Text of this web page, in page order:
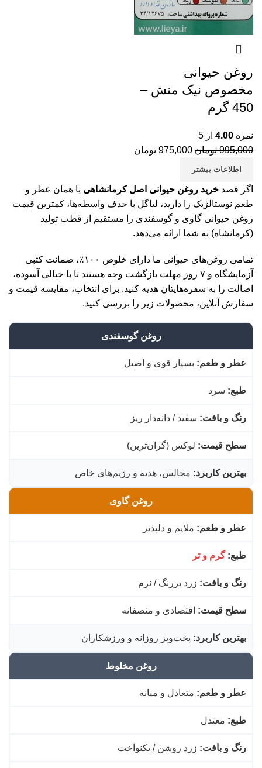
روغن حیوانی
مخصوص نیک منش –
450 گرم
نمره 4.00 از 5
995,000 تومان 975,000 تومان
اطلاعات بیشتر
اگر قصد خرید روغن حیوانی اصل کرمانشاهی با همان عطر و
طعم نوستالژیک را دارید، لیاگل با حذف واسطه‌ها، کمترین قیمت
روغن حیوانی گاوی و گوسفندی را مستقیم از قطب تولید
(کرمانشاه) به شما ارائه می‌دهد.
تمامی روغن‌های حیوانی ما دارای خلوص ۱۰۰٪، ضمانت کتبی
آزمایشگاه و ۷ روز مهلت بازگشت وجه هستند تا با خیالی آسوده،
اصالت را به سفره‌هایتان هدیه کنید. برای انتخاب، مقایسه قیمت و
سفارش آنلاین، محصولات زیر را بررسی کنید.
روغن گوسفندی
عطر و طعم: بسیار قوی و اصیل
طبع: سرد
رنگ و بافت: سفید / دانه‌دار ریز
سطح قیمت: لوکس (گران‌ترین)
بهترین کاربرد: مجالس، هدیه و رژیم‌های خاص
روغن گاوی
عطر و طعم: ملایم و دلپذیر
طبع: گرم و تر
رنگ و بافت: زرد پررنگ / نرم
سطح قیمت: اقتصادی و منصفانه
بهترین کاربرد: پخت‌وپز روزانه و ورزشکاران
روغن مخلوط
عطر و طعم: متعادل و میانه
طبع: معتدل
رنگ و بافت: زرد روشن / یکنواخت